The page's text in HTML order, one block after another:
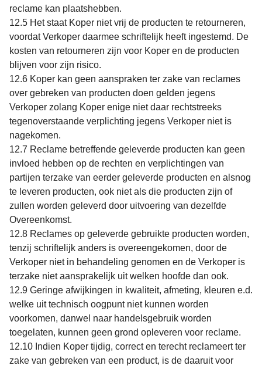
reclame kan plaatshebben.
12.5 Het staat Koper niet vrij de producten te retourneren,
voordat Verkoper daarmee schriftelijk heeft ingestemd. De
kosten van retourneren zijn voor Koper en de producten
blijven voor zijn risico.
12.6 Koper kan geen aanspraken ter zake van reclames
over gebreken van producten doen gelden jegens
Verkoper zolang Koper enige niet daar rechtstreeks
tegenoverstaande verplichting jegens Verkoper niet is
nagekomen.
12.7 Reclame betreffende geleverde producten kan geen
invloed hebben op de rechten en verplichtingen van
partijen terzake van eerder geleverde producten en alsnog
te leveren producten, ook niet als die producten zijn of
zullen worden geleverd door uitvoering van dezelfde
Overeenkomst.
12.8 Reclames op geleverde gebruikte producten worden,
tenzij schriftelijk anders is overeengekomen, door de
Verkoper niet in behandeling genomen en de Verkoper is
terzake niet aansprakelijk uit welken hoofde dan ook.
12.9 Geringe afwijkingen in kwaliteit, afmeting, kleuren e.d.
welke uit technisch oogpunt niet kunnen worden
voorkomen, danwel naar handelsgebruik worden
toegelaten, kunnen geen grond opleveren voor reclame.
12.10 Indien Koper tijdig, correct en terecht reclameert ter
zake van gebreken van een product, is de daaruit voor